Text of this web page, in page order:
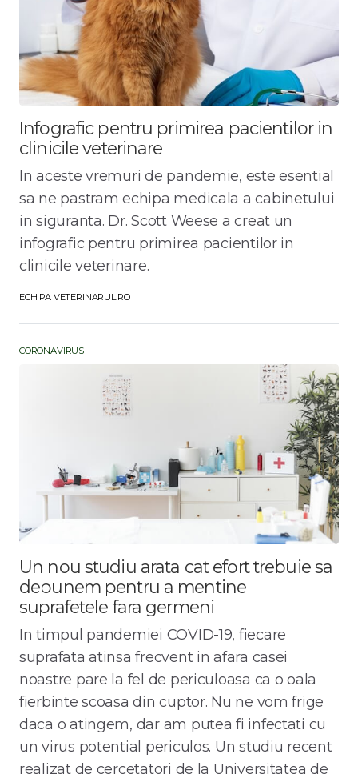
Infografic pentru primirea pacientilor in
clinicile veterinare
In aceste vremuri de pandemie, este esential
sa ne pastram echipa medicala a cabinetului
in siguranta. Dr. Scott Weese a creat un
infografic pentru primirea pacientilor in
clinicile veterinare.
ECHIPA VETERINARUL.RO
CORONAVIRUS
Un nou studiu arata cat efort trebuie sa
depunem pentru a mentine
suprafetele fara germeni
In timpul pandemiei COVID-19, fiecare
suprafata atinsa frecvent in afara casei
noastre pare la fel de periculoasa ca o oala
fierbinte scoasa din cuptor. Nu ne vom frige
daca o atingem, dar am putea fi infectati cu
un virus potential periculos. Un studiu recent
realizat de cercetatori de la Universitatea de